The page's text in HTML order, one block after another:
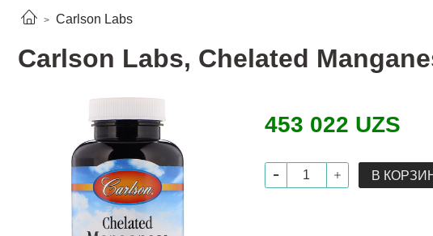
Carlson Labs
Carlson Labs, Chelated
453 022 UZS
В